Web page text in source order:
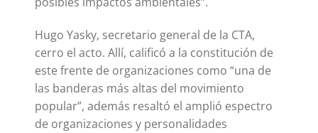
Hugo Yasky, secretario general de la CTA,
cerro el acto. Allí, calificó a la constitución de
este frente de organizaciones como “una de
las banderas más altas del movimiento
popular”, además resaltó el amplió espectro
de organizaciones y personalidades